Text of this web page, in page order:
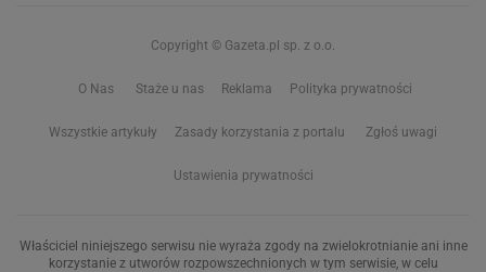
Copyright © Gazeta.pl sp. z o.o.
O Nas Staże u nas Reklama Polityka prywatności
Wszystkie artykuły Zasady korzystania z portalu Zgłoś uwagi
Ustawienia prywatności
Właściciel niniejszego serwisu nie wyraża zgody na zwielokrotnianie ani inne
korzystanie z utworów rozpowszechnionych w tym serwisie, w celu